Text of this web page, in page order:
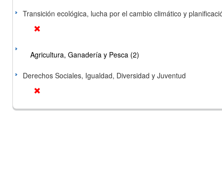
Transición ecológica, lucha por el cambio climático y
Agricultura, Ganadería y Pesca (2)
Derechos Sociales, Igualdad, Diversidad y Juventud